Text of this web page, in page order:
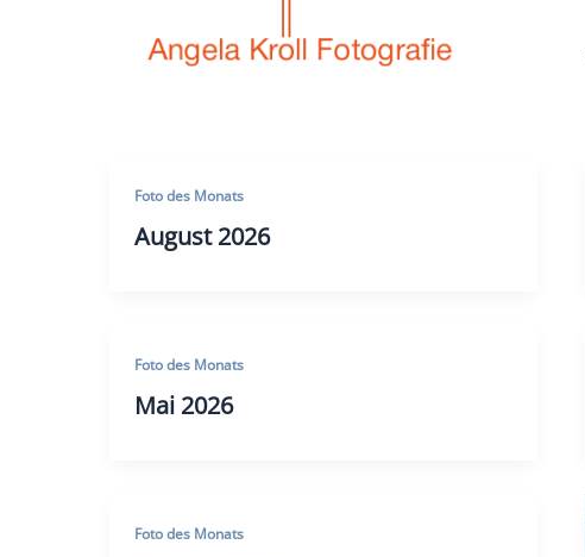
Foto des Monats
August 2026
Foto des Monats
Mai 2026
Foto des Monats